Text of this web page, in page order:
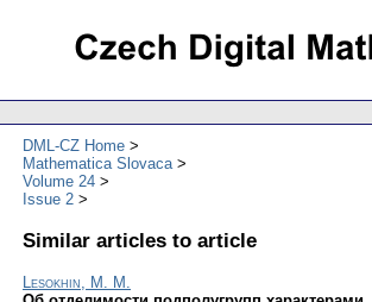
DML-CZ Home
Mathematica Slovaca
Volume 24
Issue 2
Similar articles to article
Lesokhin, M. M.